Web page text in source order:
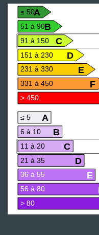
A
≤ 50
B
51 à 90
C
91 à 150
D
151 à 230
E
231 à 330
F
331 à 450
> 450
A
≤ 5
B
6 à 10
C
11 à 20
D
21 à 35
E
36 à 55
56 à 80
> 80